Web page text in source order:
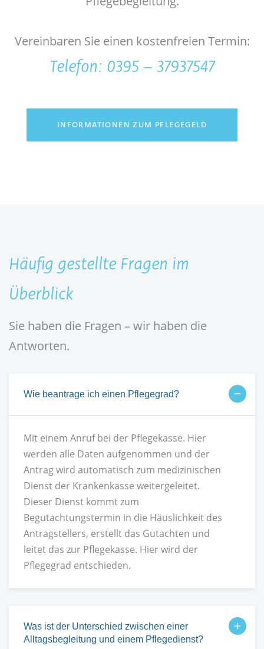
Vereinbaren Sie einen kostenfreien Termin:
Telefon: 0395 – 37937547
INFORMATIONEN ZUM PFLEGEGELD
Häufig gestellte Fragen im
Überblick
Sie haben die Fragen – wir haben die
Antworten.
Wie beantrage ich einen Pflegegrad?
Mit einem Anruf bei der Pflegekasse. Hier
werden alle Daten aufgenommen und der
Antrag wird automatisch zum medizinischen
Dienst der Krankenkasse weitergeleitet.
Dieser Dienst kommt zum
Begutachtungstermin in die Häuslichkeit des
Antragstellers, erstellt das Gutachten und
leitet das zur Pflegekasse. Hier wird der
Pflegegrad entschieden.
Was ist der Unterschied zwischen einer
Alltagsbegleitung und einem Pflegedienst?